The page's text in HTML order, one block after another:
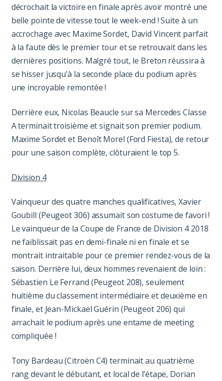
décrochait la victoire en finale après avoir montré une
belle pointe de vitesse tout le week-end ! Suite à un
accrochage avec Maxime Sordet, David Vincent parfait
à la faute dès le premier tour et se retrouvait dans les
dernières positions. Malgré tout, le Breton réussira à
se hisser jusqu’à la seconde place du podium après
une incroyable remontée !
Derrière eux, Nicolas Beaucle sur sa Mercedes Classe
A terminait troisième et signait son premier podium.
Maxime Sordet et Benoît Morel (Ford Fiesta), de retour
pour une saison complète, clôturaient le top 5.
Division 4
Vainqueur des quatre manches qualificatives, Xavier
Goubill (Peugeot 306) assumait son costume de favori !
Le vainqueur de la Coupe de France de Division 4 2018
ne faiblissait pas en demi-finale ni en finale et se
montrait intraitable pour ce premier rendez-vous de la
saison. Derrière lui, deux hommes revenaient de loin :
Sébastien Le Ferrand (Peugeot 208), seulement
huitième du classement intermédiaire et deuxième en
finale, et Jean-Mickaël Guérin (Peugeot 206) qui
arrachait le podium après une entame de meeting
compliquée !
Tony Bardeau (Citroën C4) terminait au quatrième
rang devant le débutant, et local de l’étape, Dorian